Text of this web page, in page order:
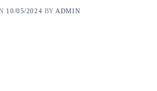
10/05/2024 BY ADMIN